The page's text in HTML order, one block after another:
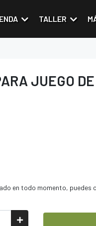
TALLER
JUEGO
en todo momento, puedes